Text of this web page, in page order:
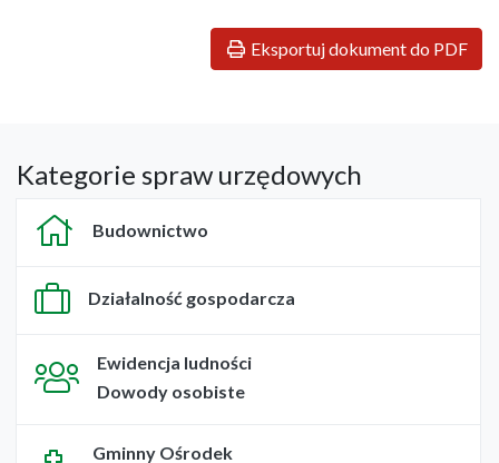
Eksportuj dokument do PDF
Kategorie spraw urzędowych
Budownictwo
Działalność gospodarcza
Ewidencja ludności
Dowody osobiste
Gminny Ośrodek